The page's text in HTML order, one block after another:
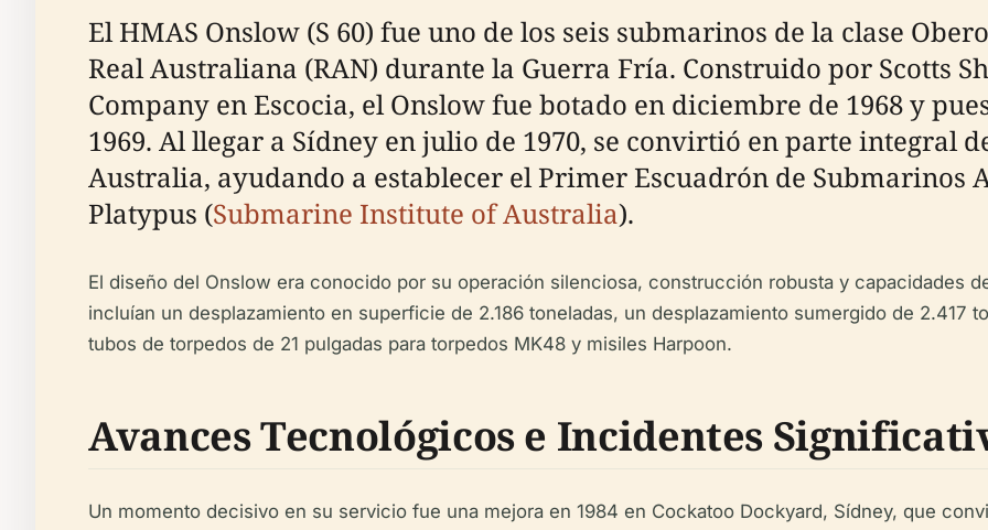
El HMAS Onslow (S 60) fue uno de los seis submarinos de la clase
Real Australiana (RAN) durante la Guerra Fría. Construido por Scotts
Company en Escocia, el Onslow fue botado en diciembre de 1968 y
1969. Al llegar a Sídney en julio de 1970, se convirtió en parte integral
Australia, ayudando a establecer el Primer Escuadrón de Submarinos
Platypus (Submarine Institute of Australia).
El diseño del Onslow era conocido por su operación silenciosa, construcción robusta y capacidades
incluían un desplazamiento en superficie de 2.186 toneladas, un desplazamiento sumergido de 2.417
tubos de torpedos de 21 pulgadas para torpedos MK48 y misiles Harpoon.
Avances Tecnológicos e Incidentes
Un momento decisivo en su servicio fue una mejora en 1984 en Cockatoo Dockyard, Sídney, que